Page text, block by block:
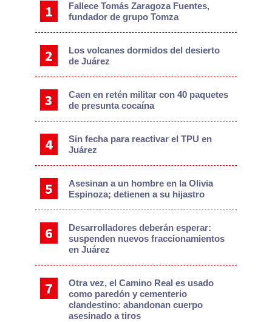
Fallece Tomás Zaragoza Fuentes,
fundador de grupo Tomza
Los volcanes dormidos del desierto
de Juárez
Caen en retén militar con 40 paquetes
de presunta cocaína
Sin fecha para reactivar el TPU en
Juárez
Asesinan a un hombre en la Olivia
Espinoza; detienen a su hijastro
Desarrolladores deberán esperar:
suspenden nuevos fraccionamientos
en Juárez
Otra vez, el Camino Real es usado
como paredón y cementerio
clandestino: abandonan cuerpo
asesinado a tiros